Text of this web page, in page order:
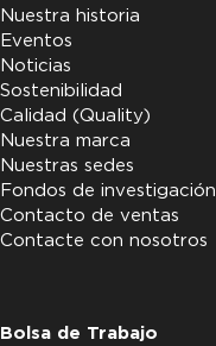
Nuestra historia
Eventos
Noticias
Sostenibilidad
Calidad (Quality)
Nuestra marca
Nuestras sedes
Fondos de investigación
Contacto de ventas
Contacte con nosotros
Bolsa de Trabajo